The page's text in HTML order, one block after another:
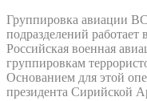
Группировка авиации
подразделений работает
Российская военная
группировкам
Основанием для этой
президента Сирийской